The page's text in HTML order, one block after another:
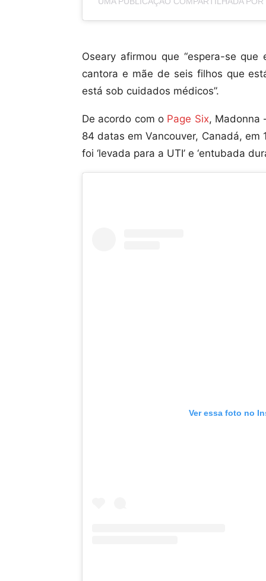
Oseary afirmou que “espera-se
cantora e mãe de seis filhos que
está sob cuidados médicos”.
De acordo com o Page Six, Madonna
84 datas em Vancouver, Canadá, em
foi ‘levada para a UTI’ e ‘entubada
Ver essa foto no